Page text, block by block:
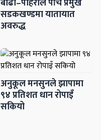
सडकखण्डमा यातायात
अवरुद्ध
अनुकूल मनसुनले झापामा
९४ प्रतिशत धान रोपाइँ
सकियो